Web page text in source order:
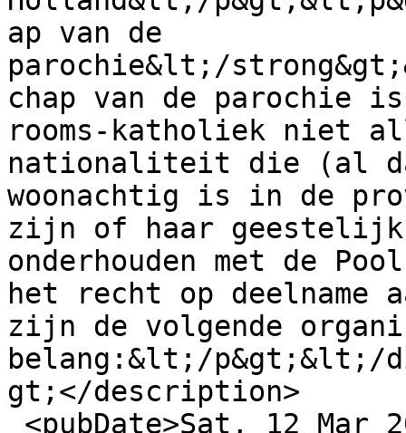
ap van de
parochie&lt;/
chap van de parochie
rooms-katholiek niet
nationaliteit die (al
woonachtig is in de
zijn of haar
onderhouden met de
het recht op deelname
zijn de volgende
belang:&lt;/p&gt;&lt;/
gt;</description>